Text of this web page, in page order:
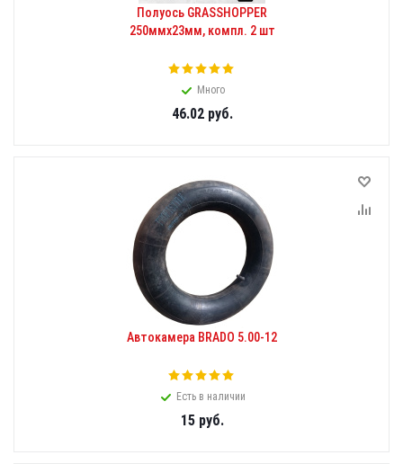
Полуось GRASSHOPPER
250ммх23мм, компл. 2 шт
Много
46.02руб.
Автокамера BRADO 5.00-12
Есть в наличии
15руб.